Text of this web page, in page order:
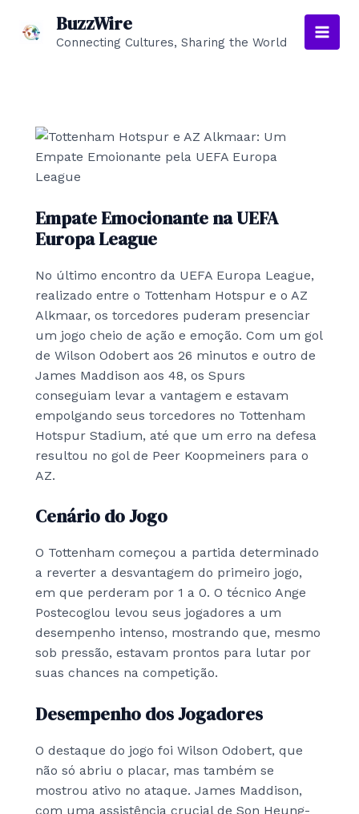
BuzzWire
Connecting Cultures, Sharing the World
Main
Empate Emocionante na UEFA
Europa League
No último encontro da UEFA Europa League,
realizado entre o Tottenham Hotspur e o AZ
Alkmaar, os torcedores puderam presenciar
um jogo cheio de ação e emoção. Com um gol
de Wilson Odobert aos 26 minutos e outro de
James Maddison aos 48, os Spurs
conseguiam levar a vantagem e estavam
empolgando seus torcedores no Tottenham
Hotspur Stadium, até que um erro na defesa
resultou no gol de Peer Koopmeiners para o
AZ.
Cenário do Jogo
O Tottenham começou a partida determinado
a reverter a desvantagem do primeiro jogo,
em que perderam por 1 a 0. O técnico Ange
Postecoglou levou seus jogadores a um
desempenho intenso, mostrando que, mesmo
sob pressão, estavam prontos para lutar por
suas chances na competição.
Desempenho dos Jogadores
O destaque do jogo foi Wilson Odobert, que
não só abriu o placar, mas também se
mostrou ativo no ataque. James Maddison,
com uma assistência crucial de Son Heung-